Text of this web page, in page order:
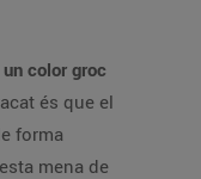
color groc
és que el
forma
mena de